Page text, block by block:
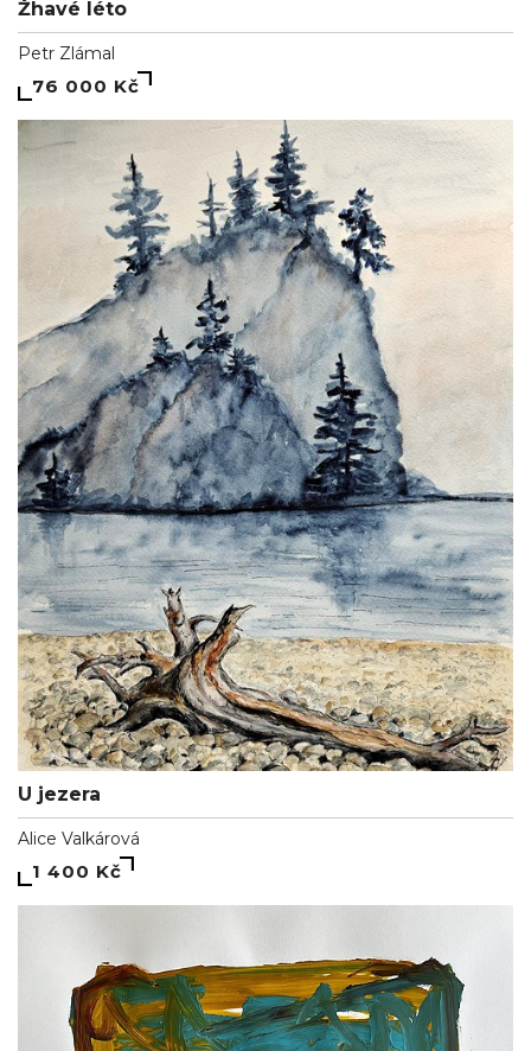
Žhavé léto
Petr Zlámal
76 000 Kč
U jezera
Alice Valkárová
1 400 Kč